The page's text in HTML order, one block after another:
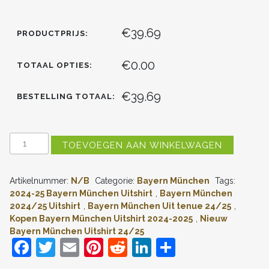
PRODUCTPRIJS: €39.69
TOTAAL OPTIES: €0.00
BESTELLING TOTAAL: €39.69
DAMES
MÜNCHEN
UITSHIRT
2024-
2025
KORTE
MOUW
KOPEN
AANTAL
TOEVOEGEN AAN WINKELWAGEN
Artikelnummer: N/B Categorie: Bayern München
Tags:
2024-25 Bayern München Uitshirt , Bayern München
2024/25 Uitshirt , Bayern München Uit tenue 24/25 ,
Kopen Bayern München Uitshirt 2024-2025 , Nieuw
Bayern München Uitshirt 24/25
F
T
E
Pi
R
Li